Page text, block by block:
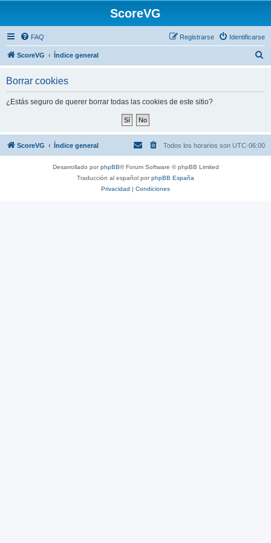
ScoreVG
FAQ Identificarse
Registrarse
ScoreVG Índice general
Borrar cookies
¿Estás seguro de querer borrar todas las cookies de este sitio?
ScoreVG Índice general Todos los horarios son UTC-06:00
Desarrollado porphpBB® Forum Software © phpBB Limited
Traducción al español porphpBB España
Privacidad | Condiciones